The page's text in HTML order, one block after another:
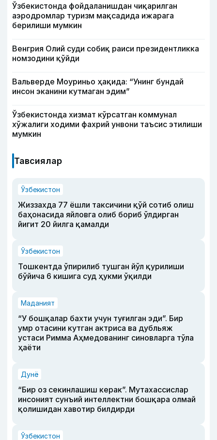
Ўзбекистонда фойдаланишдан чиқарилган
аэродромлар туризм мақсадида ижарага
берилиши мумкин
Венгрия Олий суди собиқ раиси президентликка
номзодини қўйди
Вальверде Моуриньо ҳақида: “Унинг бундай
инсон эканини кутмаган эдим”
Ўзбекистонда хизмат кўрсатган коммунал
хўжалиги ходими фахрий унвони таъсис этилиши
мумкин
Тавсиялар
Ўзбекистон
Жиззахда 77 ёшли таксичини қўй сотиб олиш
баҳонасида яйловга олиб бориб ўлдирган
йигит 20 йилга қамалди
Ўзбекистон
Тошкентда ўпирилиб тушган йўл қурилиши
бўйича 6 кишига суд ҳукми ўқилди
Маданият
“У бошқалар бахти учун туғилган эди”. Бир
умр отасини кутган актриса ва дубльяж
устаси Римма Аҳмедованинг синовларга тўла
ҳаёти
Дунё
“Бир оз секинлашиш керак”. Мутахассислар
инсоният сунъий интеллектни бошқара олмай
қолишидан хавотир билдирди
Ўзбекистон